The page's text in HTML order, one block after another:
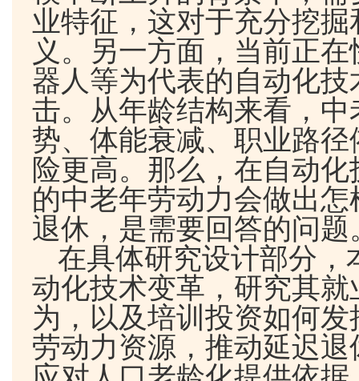
业特征，这对于充分挖
义。另一方面，当前正
器人等为代表的自动化
击。从年龄结构来看，
势、体能衰减、职业路
险更高。那么，在自动
的中老年劳动力会做出
退休，是需要回答的问题
在具体研究设计部分，
动化技术变革，研究其
为，以及培训投资如何
劳动力资源，推动延迟